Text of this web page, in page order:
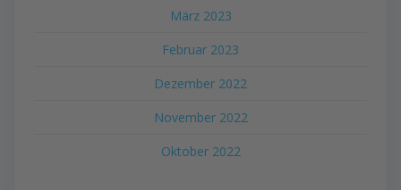
März 2023
Februar 2023
Dezember 2022
November 2022
Oktober 2022